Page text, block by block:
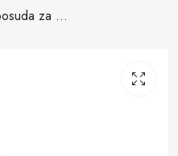
Neperforirana posuda za pripremu na pari DGG 2